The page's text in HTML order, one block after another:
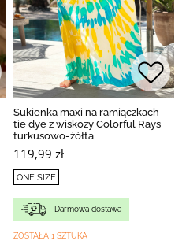
Sukienka maxi na ramiączkach
tie dye z wiskozy Colorful Rays
turkusowo-żółta
119,99 zł
ONE SIZE
Darmowa dostawa
ZOSTAŁA 1 SZTUKA